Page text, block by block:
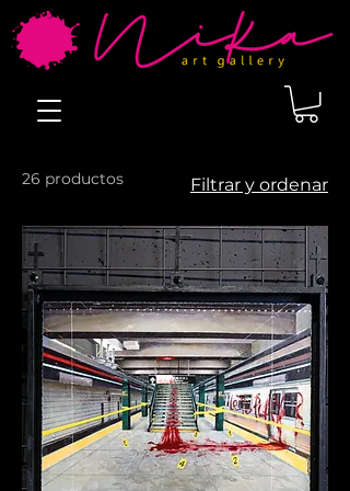
26 productos Filtrar y ordenar